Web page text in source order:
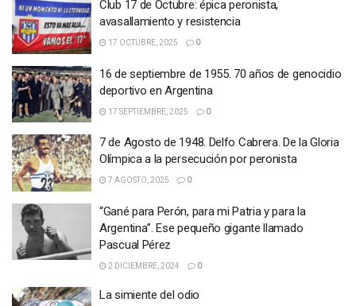
Club 17 de Octubre: épica peronista,
avasallamiento y resistencia
17 OCTUBRE, 2025 0
16 de septiembre de 1955. 70 años de genocidio
deportivo en Argentina
17 SEPTIEMBRE, 2025 0
7 de Agosto de 1948. Delfo Cabrera. De la Gloria
Olímpica a la persecución por peronista
7 AGOSTO, 2025 0
“Gané para Perón, para mi Patria y para la
Argentina”. Ese pequeño gigante llamado
Pascual Pérez
2 DICIEMBRE, 2024 0
La simiente del odio